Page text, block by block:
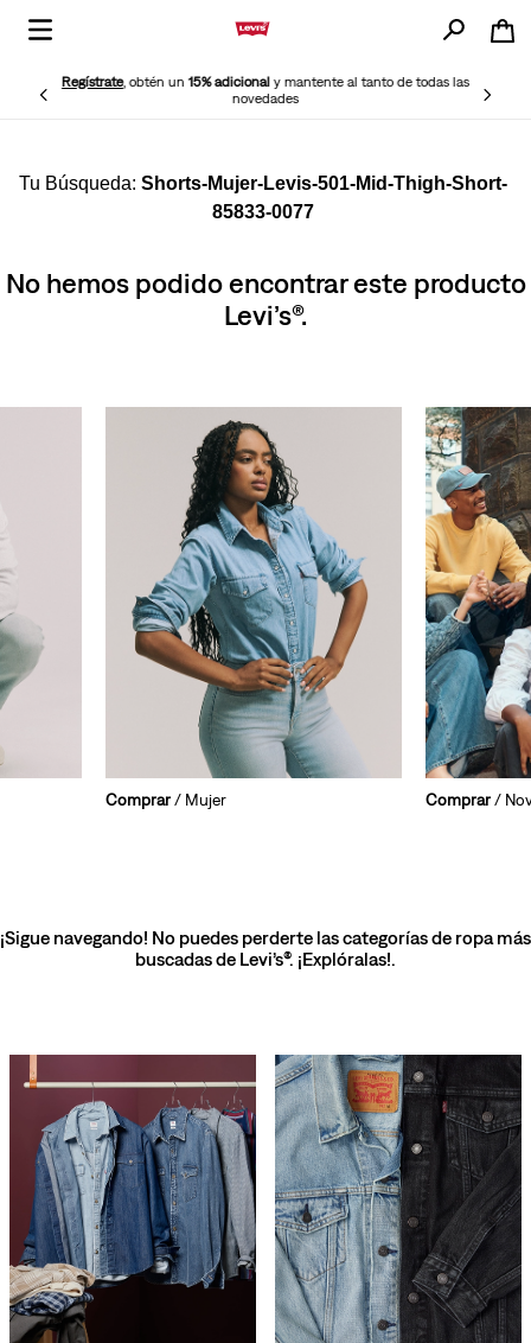
Regístrate, obtén un15% adicionaly mantente al tanto de todas las
novedades
Shorts-Mujer-Levis-501-Mid-Thigh-Short-
85833-0077
No hemos podido encontrar este producto
Levi’s®.
Comprar/ Mujer Comprar/
¡Sigue navegando! No puedes perderte las categorías de ropa más
buscadas de Levi’s®. ¡Explóralas!.